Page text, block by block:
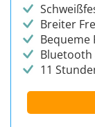
Breiter
Bequeme
Bluetooth
11